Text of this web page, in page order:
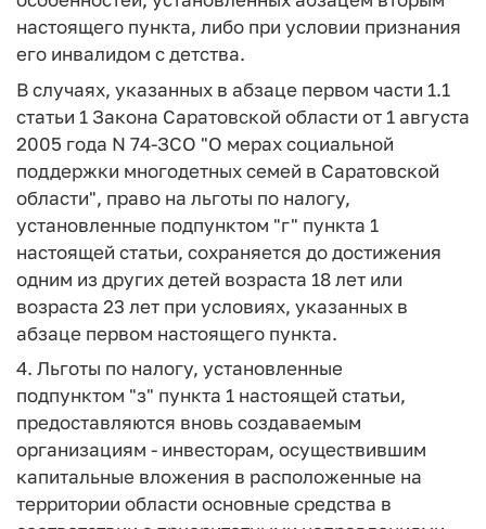
настоящего пункта, либо при условии признания
его инвалидом с детства.
В случаях, указанных в абзаце первом части 1.1
статьи 1 Закона Саратовской области от 1 августа
2005 года N 74-ЗСО "О мерах социальной
поддержки многодетных семей в Саратовской
области", право на льготы по налогу,
установленные подпунктом "г" пункта 1
настоящей статьи, сохраняется до достижения
одним из других детей возраста 18 лет или
возраста 23 лет при условиях, указанных в
абзаце первом настоящего пункта.
4. Льготы по налогу, установленные
подпунктом "з" пункта 1 настоящей статьи,
предоставляются вновь создаваемым
организациям - инвесторам, осуществившим
капитальные вложения в расположенные на
территории области основные средства в